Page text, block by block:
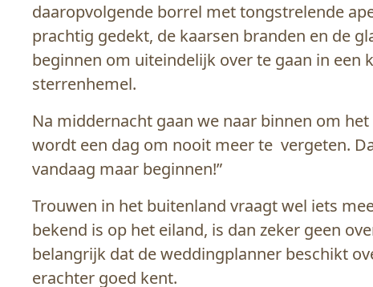
daaropvolgende borrel met tongstrelende
prachtig gedekt, de kaarsen branden en de
beginnen om uiteindelijk over te gaan in een
sterrenhemel.
Na middernacht gaan we naar binnen om
wordt een dag om nooit meer te vergeten.
vandaag maar beginnen!”
Trouwen in het buitenland vraagt wel iets
bekend is op het eiland, is dan zeker geen
belangrijk dat de weddingplanner beschikt
erachter goed kent.